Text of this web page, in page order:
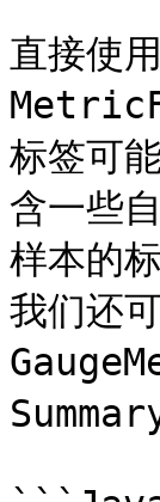
直接使
标签可
含一些
样本的
我们还